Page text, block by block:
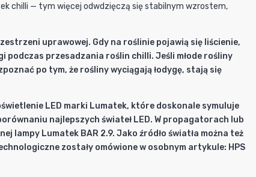
chilli — tym więcej odwdzięczą się stabilnym wzrostem,
uprawowej. Gdy na roślinie pojawią się liścienie,
podczas przesadzania roślin chilli. Jeśli młode rośliny
po tym, że rośliny wyciągają łodygę, stają się
LED marki Lumatek, które doskonale symuluje
najlepszych świateł LED. W propagatorach lub
lampy Lumatek BAR 2.9. Jako źródło światła można też
zostały omówione w osobnym artykule: HPS